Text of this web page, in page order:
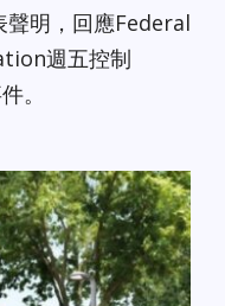
明，回應Federal
週五控制
。